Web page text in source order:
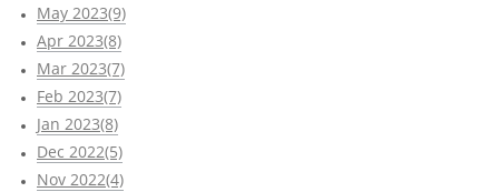
May 2023(9)
Apr 2023(8)
Mar 2023(7)
Feb 2023(7)
Jan 2023(8)
Dec 2022(5)
Nov 2022(4)